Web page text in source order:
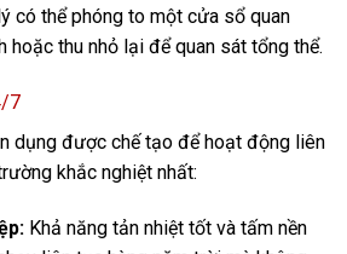
có thể phóng to một cửa sổ quan
hoặc thu nhỏ lại để quan sát tổng thể.
7
dụng được chế tạo để hoạt động liên
khắc nghiệt nhất:
Khả năng tản nhiệt tốt và tấm nền